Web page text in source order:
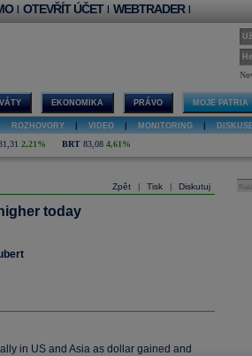
| OTEVŘÍT ÚČET | WEBTRADER |
EKONOMIKA PRÁVO MOJE PATRIA
ROZHOVORY VIDEO MONITORING
2,21% BRT 83,08 4,61%
Zpět Tisk Diskutuj
today
in US and Asia as dollar gained and